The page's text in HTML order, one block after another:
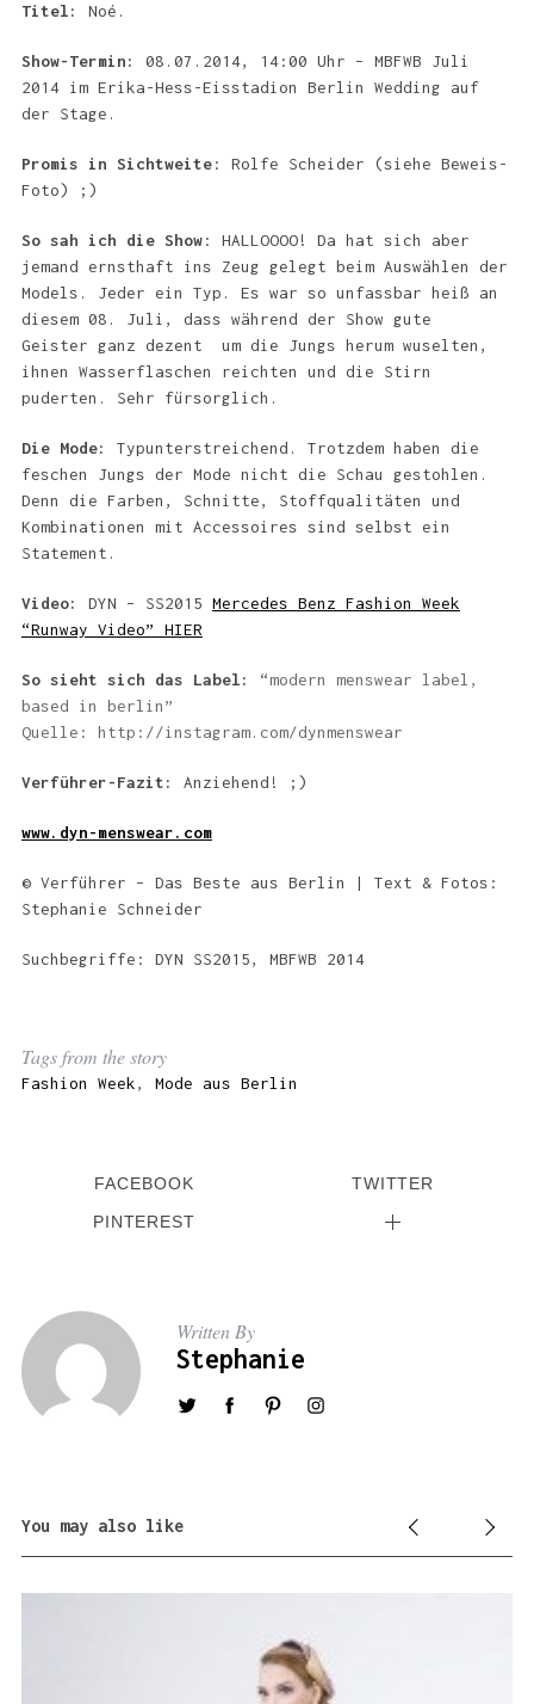
Titel: Noé.
Show-Termin:
08.07.2014, 14:00 Uhr – MBFWB Juli
2014 im Erika-Hess-Eisstadion Berlin Wedding auf
der Stage.
Promis in Sichtweite: Rolfe Scheider (siehe Beweis-
Foto) ;)
So sah ich die Show: HALLOOOO! Da hat sich aber
jemand ernsthaft ins Zeug gelegt beim Auswählen der
Models. Jeder ein Typ. Es war so unfassbar heiß an
diesem 08. Juli, dass während der Show gute
Geister ganz dezent um die Jungs herum wuselten,
ihnen Wasserflaschen reichten und die Stirn
puderten. Sehr fürsorglich.
Die Mode: Typunterstreichend. Trotzdem haben die
feschen Jungs der Mode nicht die Schau gestohlen.
Denn die Farben, Schnitte, Stoffqualitäten und
Kombinationen mit Accessoires sind selbst ein
Statement.
Video: DYN – SS2015 Mercedes Benz Fashion Week
“Runway Video” HIER
So sieht sich das Label: “modern menswear label,
based in berlin”
Quelle: http://instagram.com/dynmenswear
Verführer-Fazit: Anziehend! ;)
www.dyn-menswear.com
© Verführer – Das Beste aus Berlin | Text & Fotos:
Stephanie Schneider
Suchbegriffe: DYN SS2015, MBFWB 2014
Tags from the story
Fashion Week, Mode aus Berlin
FACEBOOK TWITTER
PINTEREST
Written By
Stephanie
You may also like